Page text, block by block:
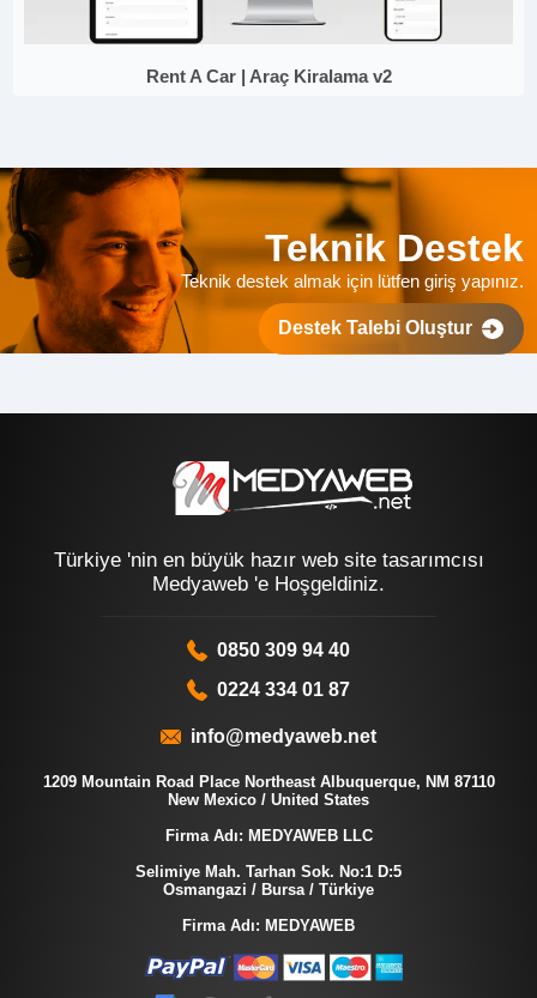
Rent A Car | Araç Kiralama v2
Teknik Destek
Teknik destek almak için lütfen giriş yapınız.
Destek Talebi Oluştur
Türkiye 'nin en büyük hazır web site tasarımcısı
Medyaweb 'e Hoşgeldiniz.
0850 309 94 40
0224 334 01 87
info@medyaweb.net
1209 Mountain Road Place Northeast Albuquerque, NM 87110
New Mexico / United States
Firma Adı: MEDYAWEB LLC
Selimiye Mah. Tarhan Sok. No:1 D:5
Osmangazi / Bursa / Türkiye
Firma Adı: MEDYAWEB